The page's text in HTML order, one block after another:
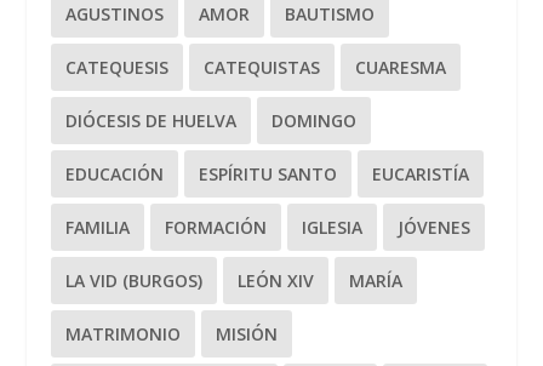
AGUSTINOS AMOR BAUTISMO
CATEQUESIS CATEQUISTAS CUARESMA
DIÓCESIS DE HUELVA DOMINGO
EDUCACIÓN ESPÍRITU SANTO EUCARISTÍA
FAMILIA FORMACIÓN IGLESIA JÓVENES
LA VID (BURGOS) LEÓN XIV MARÍA
MATRIMONIO MISIÓN